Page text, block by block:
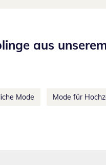
aus unserem
Mode Mode für